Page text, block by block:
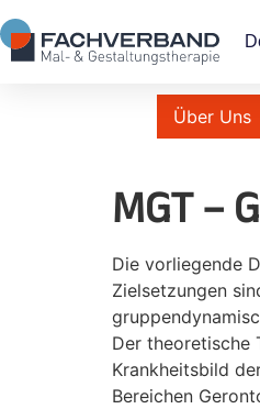
Über Uns
MGT –
Die vorliegende
Zielsetzungen
Der theoretische
Krankheitsbild
Bereichen